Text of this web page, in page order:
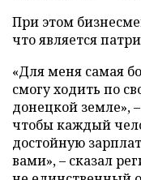
При этом
что является
«Для меня самая
смогу ходить по
донецкой земле»,
чтобы каждый
достойную
вами», – сказал